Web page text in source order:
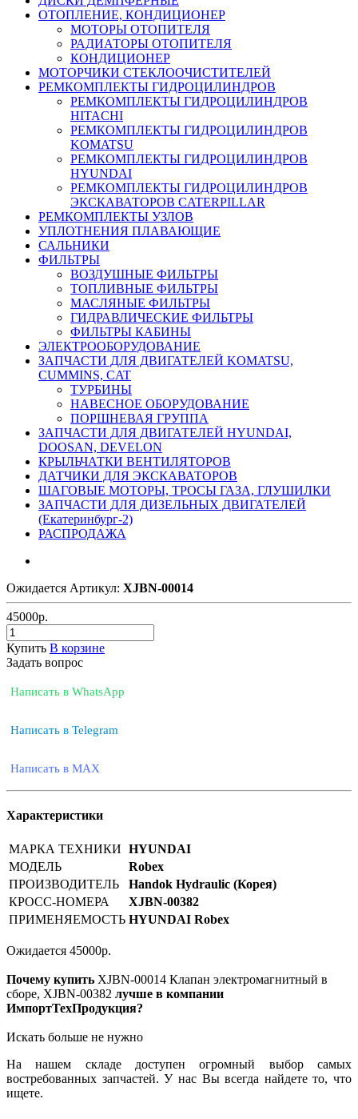
ОТОПЛЕНИЕ, КОНДИЦИОНЕР
МОТОРЫ ОТОПИТЕЛЯ
РАДИАТОРЫ ОТОПИТЕЛЯ
КОНДИЦИОНЕР
МОТОРЧИКИ СТЕКЛООЧИСТИТЕЛЕЙ
РЕМКОМПЛЕКТЫ ГИДРОЦИЛИНДРОВ
РЕМКОМПЛЕКТЫ ГИДРОЦИЛИНДРОВ
HITACHI
РЕМКОМПЛЕКТЫ ГИДРОЦИЛИНДРОВ
KOMATSU
РЕМКОМПЛЕКТЫ ГИДРОЦИЛИНДРОВ
HYUNDAI
РЕМКОМПЛЕКТЫ ГИДРОЦИЛИНДРОВ
ЭКСКАВАТОРОВ CATERPILLAR
РЕМКОМПЛЕКТЫ УЗЛОВ
УПЛОТНЕНИЯ ПЛАВАЮЩИЕ
САЛЬНИКИ
ФИЛЬТРЫ
ВОЗДУШНЫЕ ФИЛЬТРЫ
ТОПЛИВНЫЕ ФИЛЬТРЫ
МАСЛЯНЫЕ ФИЛЬТРЫ
ГИДРАВЛИЧЕСКИЕ ФИЛЬТРЫ
ФИЛЬТРЫ КАБИНЫ
ЭЛЕКТРООБОРУДОВАНИЕ
ЗАПЧАСТИ ДЛЯ ДВИГАТЕЛЕЙ KOMATSU,
CUMMINS, CAT
ТУРБИНЫ
НАВЕСНОЕ ОБОРУДОВАНИЕ
ПОРШНЕВАЯ ГРУППА
ЗАПЧАСТИ ДЛЯ ДВИГАТЕЛЕЙ HYUNDAI,
DOOSAN, DEVELON
КРЫЛЬЧАТКИ ВЕНТИЛЯТОРОВ
ДАТЧИКИ ДЛЯ ЭКСКАВАТОРОВ
ШАГОВЫЕ МОТОРЫ, ТРОСЫ ГАЗА, ГЛУШИЛКИ
ЗАПЧАСТИ ДЛЯ ДИЗЕЛЬНЫХ ДВИГАТЕЛЕЙ
(Екатеринбург-2)
РАСПРОДАЖА
Ожидается Артикул: XJBN-00014
45000р.
Купить В корзине
Задать вопрос
Написать в WhatsApp
Написать в Telegram
Написать в MAX
Характеристики
МАРКА ТЕХНИКИ HYUNDAI
МОДЕЛЬ
Robex
ПРОИЗВОДИТЕЛЬ
Handok Hydraulic (Корея)
КРОСС-НОМЕРА
XJBN-00382
ПРИМЕНЯЕМОСТЬ HYUNDAI Robex
Ожидается 45000р.
Почему купить XJBN-00014 Клапан электромагнитный в
сборе, XJBN-00382 лучше в компании
ИмпортТехПродукция?
Искать больше не нужно
На нашем складе доступен огромный выбор самых
востребованных запчастей. У нас Вы всегда найдете то, что
ищете.